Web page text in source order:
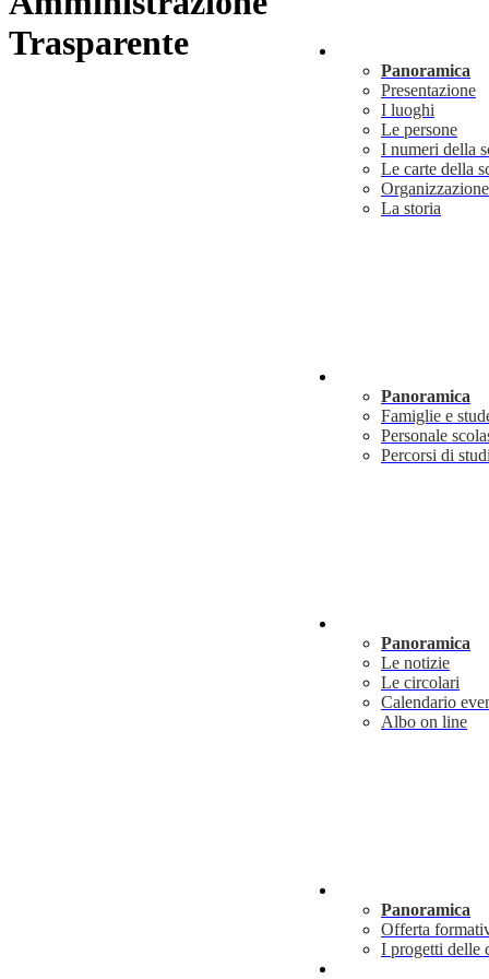
Panoramica
Presentazione
I luoghi
Le persone
I numeri della
Le carte della
Organizzazione
La storia
Panoramica
Famiglie e
Personale
Percorsi di
Panoramica
Le notizie
Le circolari
Calendario
Albo on line
Panoramica
Offerta
I progetti delle
Trasparente